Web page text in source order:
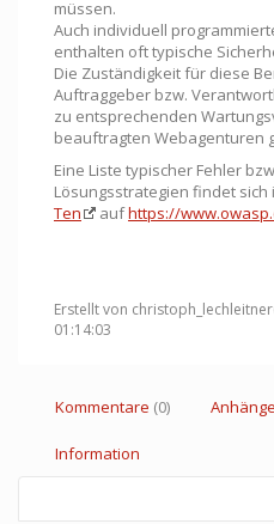
müssen.
Auch individuell
enthalten oft typische
Die Zuständigkeit für diese
Auftraggeber bzw.
zu entsprechenden
beauftragten Webagenturen
Eine Liste typischer Fehler
Lösungsstrategien findet sich
Ten
aufhttps://
Erstellt von
01:14:03
Kommentare (0) Anhänge
Information